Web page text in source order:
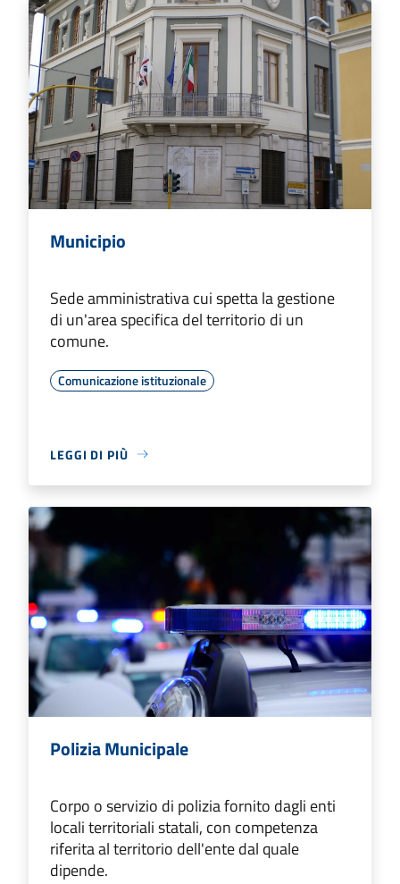
Municipio
Sede amministrativa cui spetta la gestione
di un'area specifica del territorio di un
comune.
Comunicazione istituzionale
LEGGI DI PIÙ
Polizia Municipale
Corpo o servizio di polizia fornito dagli enti
locali territoriali statali, con competenza
riferita al territorio dell'ente dal quale
dipende.